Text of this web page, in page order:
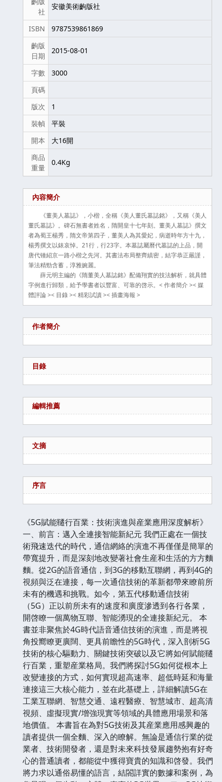
社
安徽美術齣版社
ISBN
9787539861869
齣版
日期
2015-08-01
字數
3000
頁碼
版次
1
裝幀
平裝
開本
大16開
商品
重量
0.4Kg
內容簡介
《董美人墓誌》，小楷，全稱《美人董氏墓誌銘》，又稱《美人
董氏墓誌》。碑石無書者姓名，隋開皇十七年刻。董美人墓誌》撰文
者為蜀王楊秀，隋文帝第四子，董美人為其愛妃，病逝時年方十九，
楊秀撰文以錶哀悼。21行，行23字。本墓誌屬曆代墓誌的上品，開
唐代锺紹京一路小楷之先河。其書法布局整齊縝密，結字恭正嚴謹，
筆法精勁含蓄，淳雅婉麗。
薛元明主編的《隋董美人墓誌銘》配備翔實的技法解析，就具體
字例進行歸類，給予學書者以豐富、可靠的啓示。< 作者簡介 >< 媒
體評論 >< 目錄 >< 精彩試讀 >< 插畫海報 >
作者簡介
目錄
編輯推薦
文摘
序言
《5G賦能韆行百業：技術演進與産業應用深度解析》
一、前言：邁入全連接智能新紀元 我們正處在一個技
術飛速迭代的時代，通信網絡的演進不再僅僅是簡單的
帶寬提升，而是深刻地改變著社會生産和生活的方方麵
麵。從2G的語音通信，到3G的移動互聯網，再到4G的
視頻與泛在連接，每一次通信技術的革新都帶來瞭前所
未有的機遇和挑戰。如今，第五代移動通信技術
（5G）正以前所未有的速度和廣度滲透到各行各業，
開啓瞭一個萬物互聯、智能湧現的全連接新紀元。 本
書並非聚焦於4G時代語音通信技術的演進，而是將視
角投嚮瞭更廣闊、更具前瞻性的5G時代，深入剖析5G
技術的核心驅動力、關鍵技術突破以及它將如何賦能韆
行百業，重塑産業格局。我們將探討5G如何從根本上
改變連接的方式，如何實現超高速率、超低時延和海量
連接這三大核心能力，並在此基礎上，詳細解讀5G在
工業互聯網、智慧交通、遠程醫療、智慧城市、超高清
視頻、虛擬現實/增強現實等領域的具體應用場景和落
地價值。 本書旨在為對5G技術及其産業應用感興趣的
讀者提供一個全麵、深入的瞭解。無論是通信行業的從
業者、技術開發者，還是對未來科技發展趨勢抱有好奇
心的普通讀者，都能從中獲得寶貴的知識和啓發。我們
將力求以通俗易懂的語言，結閤詳實的數據和案例，為